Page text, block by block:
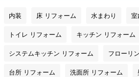
内装 床 リフォーム 水まわり
トイレ リフォーム キッチン リフォーム
システムキッチン リフォーム フローリ
台所 リフォーム 洗面所 リフォーム